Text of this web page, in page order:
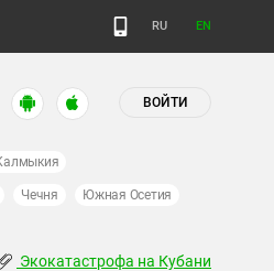
RU EN
ВОЙТИ
Чечня Южная Осетия
Экокатастрофа на Кубани